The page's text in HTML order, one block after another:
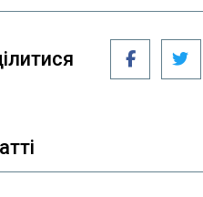
Facebook